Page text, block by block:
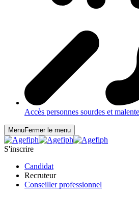
Accès personnes sourdes et
MenuFermer le menu
S'inscrire
Candidat
Recruteur
Conseiller professionnel